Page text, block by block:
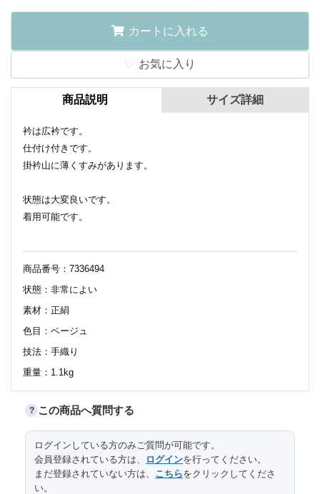
カートに入れる
お気に入り
商品説明
衿は広衿です。
仕付け付きです。
掛衿山に薄くすみがあります。
状態は大変良いです。
着用可能です。
商品番号：7336494
状態：非常によい
素材：正絹
色目：ベージュ
技法：手織り
重量：1.1kg
サイズ詳細
サイズ（cm）
身丈 158
裄 62（出し6）
? この商品へ質問する
ログインしている方のみご質問が可能です。
会員登録されている方は、
ログインを行ってください。
まだ登録されていない方は、 こちらをクリックしてくださ
い。